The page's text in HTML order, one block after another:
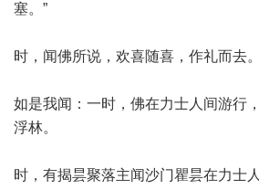
塞。”
时，闻佛所说，欢喜随喜，作礼而去。
如是我闻：一时，佛在力士人间游行
浮林。
时，有揭昙聚落主闻沙门瞿昙在力士